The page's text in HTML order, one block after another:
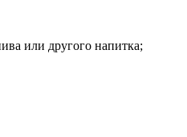
или другого напитка;